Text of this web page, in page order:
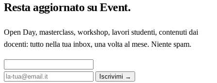
Resta aggiornato suEvent.
Open Day, masterclass, workshop, lavori studenti, contenuti dai
docenti: tutto nella tua inbox, una volta al mese. Niente spam.
Iscrivimi →